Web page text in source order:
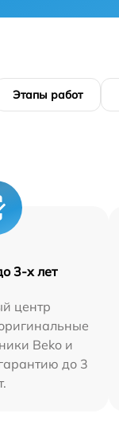
Этапы работ
3-х лет
центр
Beko и
до 3